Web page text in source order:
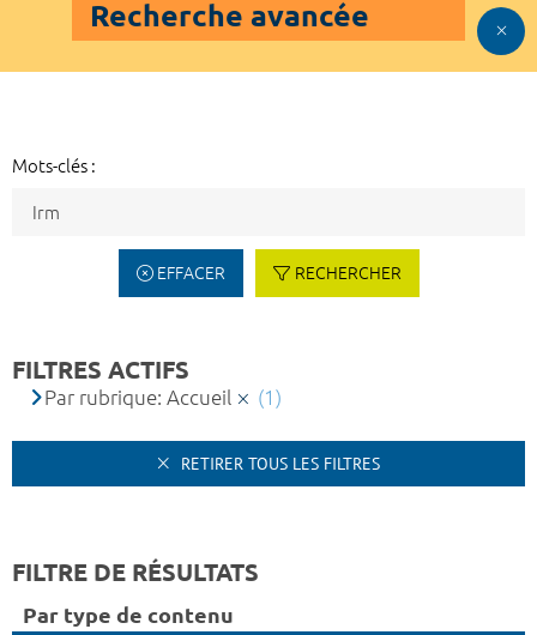
Recherche avancée
Mots-clés :
EFFACER RECHERCHER
FILTRES ACTIFS
Par rubrique: Accueil (1)
RETIRER TOUS LES FILTRES
FILTRE DE RÉSULTATS
Par type de contenu